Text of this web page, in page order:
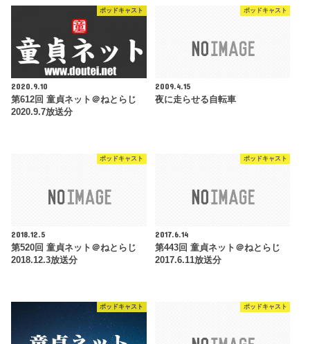
ポッドキャスト
2020.9.10
第612回 童貞ネット＠ねとらじ
2020.9.7放送分
ポッドキャスト
2009.4.15
夜に走らせる自転車
ポッドキャスト
2018.12.5
第520回 童貞ネット＠ねとらじ
2018.12.3放送分
ポッドキャスト
2017.6.14
第443回 童貞ネット＠ねとらじ
2017.6.11放送分
ポッドキャスト ポッドキャスト